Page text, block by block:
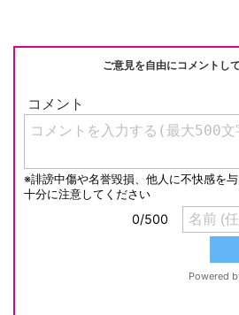
ご意見を自由にコメントし